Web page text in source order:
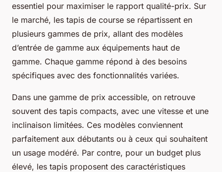
essentiel pour maximiser le rapport qualité-prix. Sur
le marché, les tapis de course se répartissent en
plusieurs gammes de prix, allant des modèles
d’entrée de gamme aux équipements haut de
gamme. Chaque gamme répond à des besoins
spécifiques avec des fonctionnalités variées.
Dans une gamme de prix accessible, on retrouve
souvent des tapis compacts, avec une vitesse et une
inclinaison limitées. Ces modèles conviennent
parfaitement aux débutants ou à ceux qui souhaitent
un usage modéré. Par contre, pour un budget plus
élevé, les tapis proposent des caractéristiques